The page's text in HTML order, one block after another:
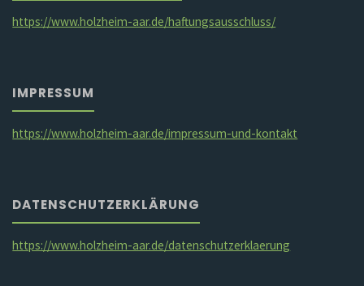
https://www.holzheim-aar.de/haftungsausschluss/
IMPRESSUM
https://www.holzheim-aar.de/impressum-und-kontakt
DATENSCHUTZERKLÄRUNG
https://www.holzheim-aar.de/datenschutzerklaerung